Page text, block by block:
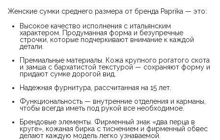
Женские сумки среднего размера от бренда Paprika — это:
Высокое качество исполнения с итальянским
характером. Продуманная форма и безупречные
строчки, которые подчеркивают внимание к каждой
детали.
Премиальные материалы. Кожа крупного рогатого скота
и замша с бархатистой текстурой — сохраняют форму и
придают сумке дорогой вид.
Надежная фурнитура, рассчитанная на 15 лет.
Функциональность — внутренние отделения и карманы,
чтобы всегда иметь под рукой все необходимое.
Брендовые элементы. Фирменный знак «два перца в
круге», кожаная бирка с тиснением и фирменный обвес
делают каждую модель легко узнаваемой.